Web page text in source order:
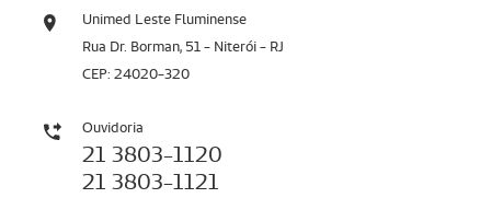
Unimed Leste Fluminense
Rua Dr. Borman, 51 - Niterói - RJ
CEP: 24020-320
Ouvidoria
21 3803-1120
21 3803-1121